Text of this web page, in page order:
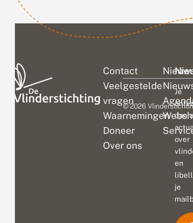
Contact
Veelgestelde
vragen
Waarnemingen
Doneer
Over ons
Je
dan
over
en
je
© 2026